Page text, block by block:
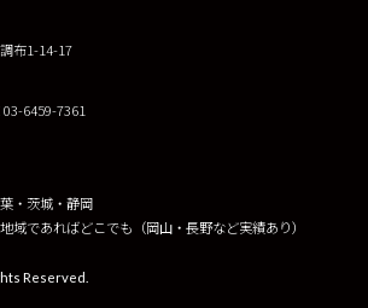
布1-14-17
6459-7361
・茨城・静岡
域であればどこでも（岡山・長野など実績あり）
Reserved.